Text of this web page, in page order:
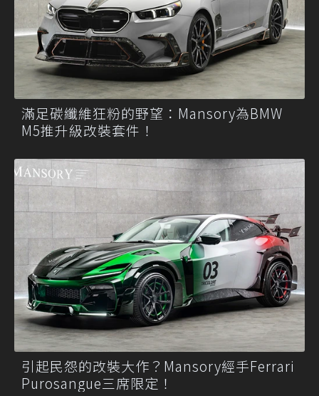
滿足碳纖維狂粉的野望：Mansory為BMW
M5推升級改裝套件！
引起民怨的改裝大作？Mansory經手Ferrari
Purosangue三席限定！